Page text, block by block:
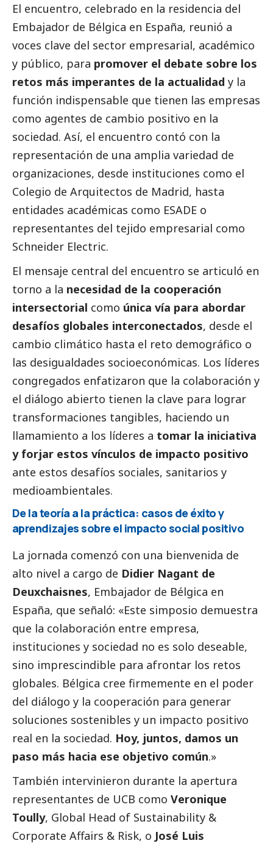
El encuentro, celebrado en la residencia del
Embajador de Bélgica en España, reunió a
voces clave del sector empresarial, académico
y público, para promover el debate sobre los
retos más imperantes de la actualidad y la
función indispensable que tienen las empresas
como agentes de cambio positivo en la
sociedad. Así, el encuentro contó con la
representación de una amplia variedad de
organizaciones, desde instituciones como el
Colegio de Arquitectos de Madrid, hasta
entidades académicas como ESADE o
representantes del tejido empresarial como
Schneider Electric.
El mensaje central del encuentro se articuló en
torno a la necesidad de la cooperación
intersectorial como única vía para abordar
desafíos globales interconectados, desde el
cambio climático hasta el reto demográfico o
las desigualdades socioeconómicas. Los líderes
congregados enfatizaron que la colaboración y
el diálogo abierto tienen la clave para lograr
transformaciones tangibles, haciendo un
llamamiento a los líderes a tomar la iniciativa
y forjar estos vínculos de impacto positivo
ante estos desafíos sociales, sanitarios y
medioambientales.
De la teoría a la práctica: casos de éxito y
aprendizajes sobre el impacto social positivo
La jornada comenzó con una bienvenida de
alto nivel a cargo de Didier Nagant de
Deuxchaisnes, Embajador de Bélgica en
España, que señaló: «Este simposio demuestra
que la colaboración entre empresa,
instituciones y sociedad no es solo deseable,
sino imprescindible para afrontar los retos
globales. Bélgica cree firmemente en el poder
del diálogo y la cooperación para generar
soluciones sostenibles y un impacto positivo
real en la sociedad. Hoy, juntos, damos un
paso más hacia ese objetivo común.»
También intervinieron durante la apertura
representantes de UCB como Veronique
Toully, Global Head of Sustainability &
Corporate Affairs & Risk, o José Luis